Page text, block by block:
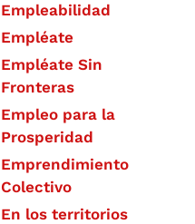
Empleabilidad
Empléate
Empléate Sin
Fronteras
Empleo para la
Prosperidad
Emprendimiento
Colectivo
En los territorios